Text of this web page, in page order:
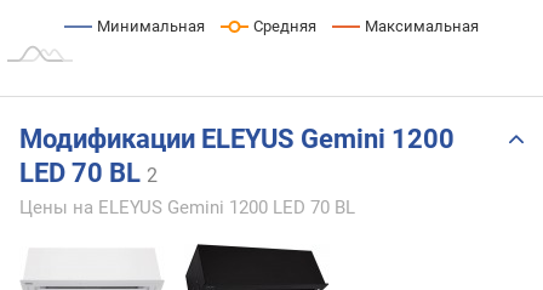
Минимальная Средняя Максимальная
Модификации ELEYUS Gemini 1200
LED 70 BL 2
Цены на ELEYUS Gemini 1200 LED 70 BL